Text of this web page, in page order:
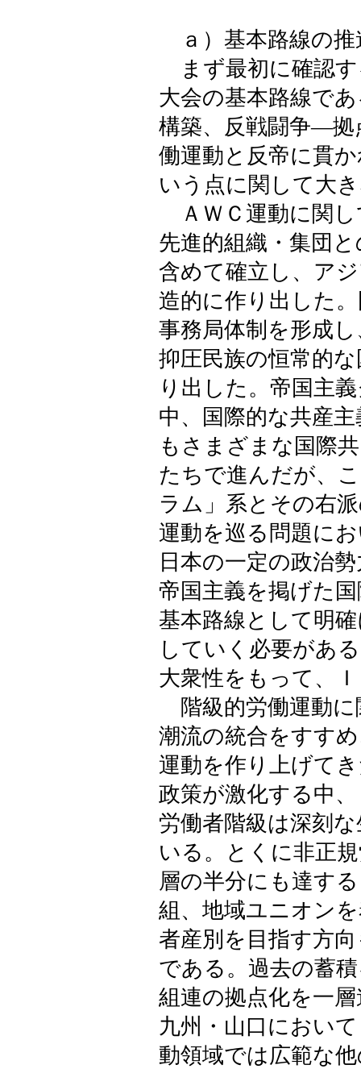
ａ）基本路線の推
まず最初に確認す
大会の基本路線で
構築、反戦闘争―拠
働運動と反帝に貫
いう点に関して大
ＡＷＣ運動に関
先進的組織・集団
含めて確立し、ア
造的に作り出した
事務局体制を形成
抑圧民族の恒常的
り出した。帝国主
中、国際的な共産
もさまざまな国際
たちで進んだが、
ラム」系とその右
運動を巡る問題に
日本の一定の政治
帝国主義を掲げた
基本路線として明
していく必要があ
大衆性をもって、
階級的労働運動に
潮流の統合をすす
運動を作り上げて
政策が激化する中
労働者階級は深刻
いる。とくに非正
層の半分にも達す
組、地域ユニオン
者産別を目指す方
である。過去の蓄
組連の拠点化を一
九州・山口におい
動領域では広範な